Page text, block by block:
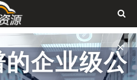
企业级公
✕